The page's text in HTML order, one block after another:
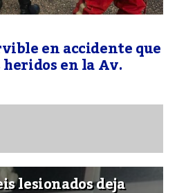
en accidente que
en la Av.
lesionados deja